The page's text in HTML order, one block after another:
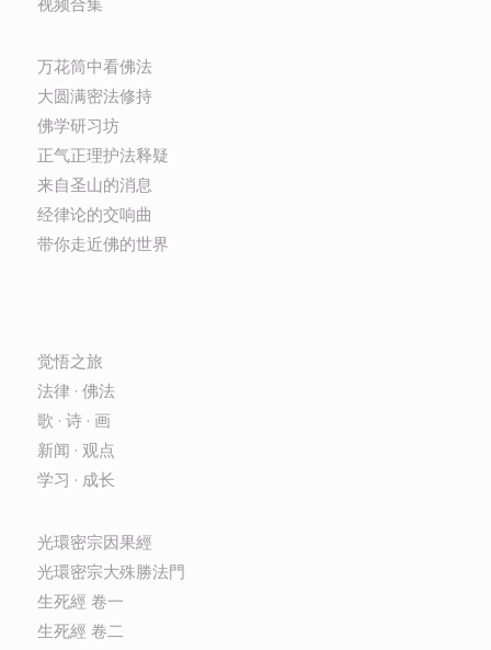
万花筒中看佛法
大圆满密法修持
佛学研习坊
正气正理护法释疑
来自圣山的消息
经律论的交响曲
带你走近佛的世界
觉悟之旅
法律 · 佛法
歌 · 诗 · 画
新闻 · 观点
学习 · 成长
光環密宗因果經
光環密宗大殊勝法門
生死經 卷一
生死經 卷二